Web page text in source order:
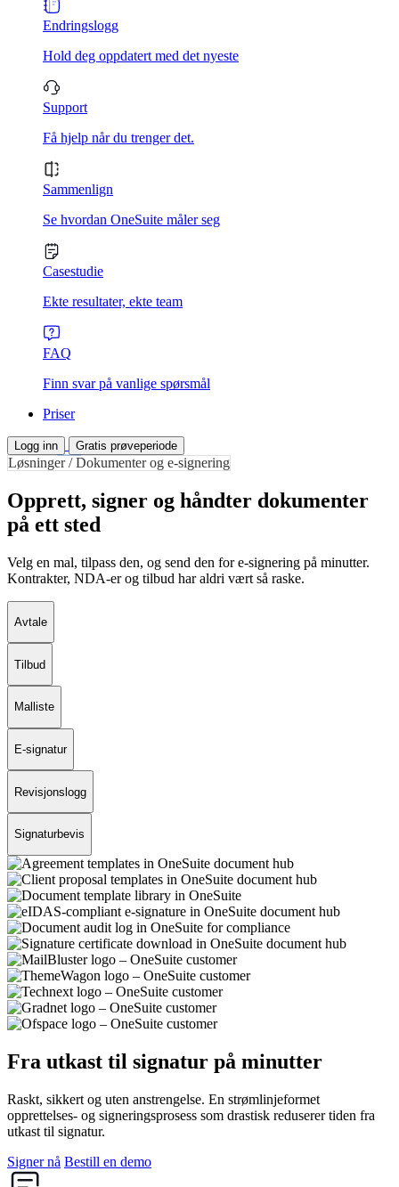
Endringslogg
Hold deg oppdatert med det nyeste
Support
Få hjelp når du trenger det.
Sammenlign
Se hvordan OneSuite måler seg
Casestudie
Ekte resultater, ekte team
FAQ
Finn svar på vanlige spørsmål
Priser
Logg inn Gratis prøveperiode
Løsninger / Dokumenter og e-signering
Opprett, signer og håndter dokumenter
på ett sted
Velg en mal, tilpass den, og send den for e-signering på minutter.
Kontrakter, NDA-er og tilbud har aldri vært så raske.
Avtale
Tilbud
Malliste
E-signatur
Revisjonslogg
Signaturbevis
Fra utkast til signatur på minutter
Raskt, sikkert og uten anstrengelse. En strømlinjeformet
opprettelses- og signeringsprosess som drastisk reduserer tiden fra
utkast til signatur.
Signer nå Bestill en demo